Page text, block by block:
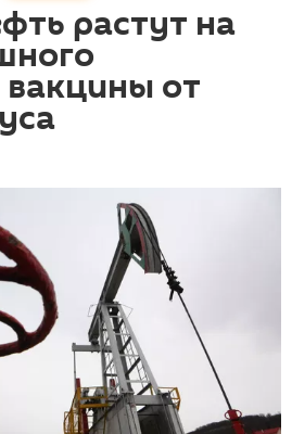
растут на
от